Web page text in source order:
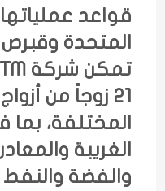
قواعد عملياتها
المتحدة
21 زوجاً من
المختلفة،
الغريبة
والفضة والنفط